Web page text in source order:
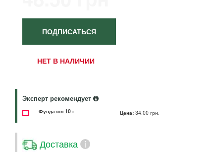
ПОДПИСАТЬСЯ
НЕТ В НАЛИЧИИ
Эксперт рекомендует
Фундазол 10 г Цена: 34.00 грн.
Доставка i